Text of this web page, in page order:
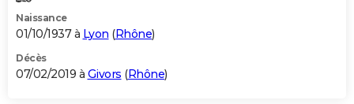
Naissance
01/10/1937 à Lyon (Rhône)
Décès
07/02/2019 à Givors (Rhône)